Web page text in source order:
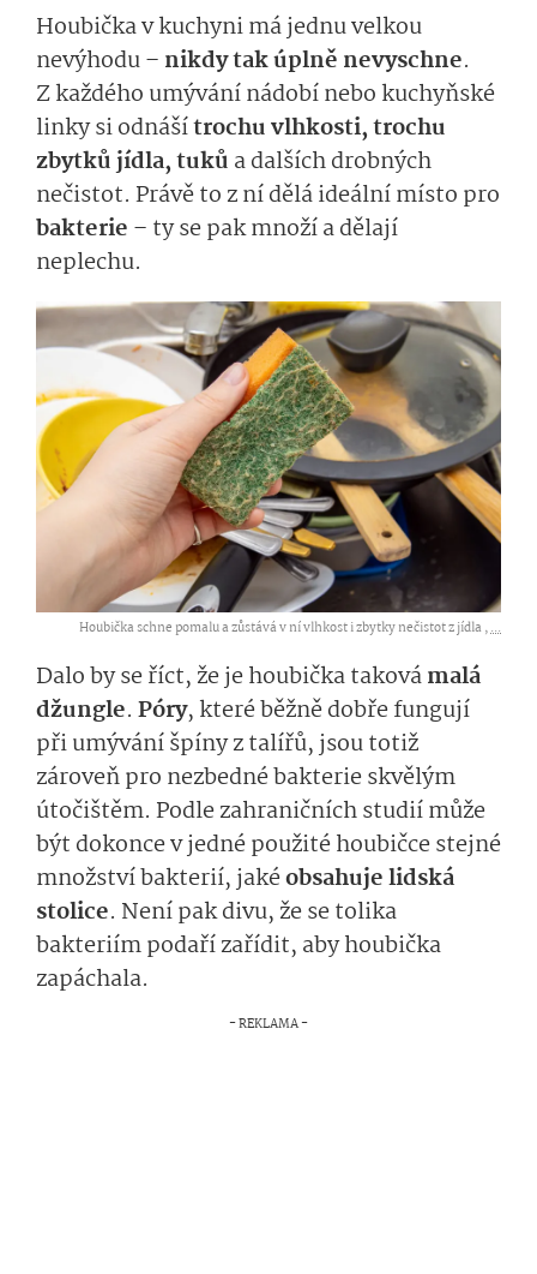
Houbička v kuchyni má jednu velkou
nevýhodu – nikdy tak úplně nevyschne.
Z každého umývání nádobí nebo kuchyňské
linky si odnášítrochu vlhkosti, trochu
zbytků jídla, tuků a dalších drobných
nečistot. Právě to z ní dělá ideální místo pro
bakterie – ty se pak množí a dělají
neplechu.
Houbička schne pomalu a zůstává v ní vlhkost i zbytky nečistot z jídla ,...
Dalo by se říct, že je houbička takovámalá
džungle. Póry, které běžně dobře fungují
při umývání špíny z talířů, jsou totiž
zároveň pro nezbedné bakterie skvělým
útočištěm. Podle zahraničních studií může
být dokonce v jedné použité houbičce stejné
množství bakterií, jakéobsahuje lidská
stolice. Není pak divu, že se tolika
bakteriím podaří zařídit, aby houbička
zapáchala.